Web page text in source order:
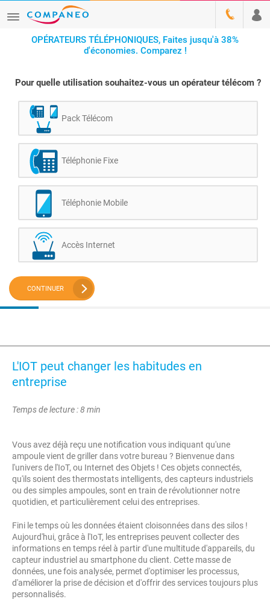
OPÉRATEURS TÉLÉPHONIQUES, Faites jusqu'à 38%
d'économies. Comparez !
Pour quelle utilisation souhaitez-vous un opérateur télécom ?
Pack Télécom
Téléphonie Fixe
Téléphonie Mobile
Accès Internet
CONTINUER
L'IOT peut changer les habitudes en
entreprise
Temps de lecture : 8 min
Vous avez déjà reçu une notification vous indiquant qu'une
ampoule vient de griller dans votre bureau ? Bienvenue dans
l'univers de l'IoT, ou Internet des Objets ! Ces objets connectés,
qu'ils soient des thermostats intelligents, des capteurs industriels
ou des simples ampoules, sont en train de révolutionner notre
quotidien, et particulièrement celui des entreprises.
Fini le temps où les données étaient cloisonnées dans des silos !
Aujourd'hui, grâce à l'IoT, les entreprises peuvent collecter des
informations en temps réel à partir d'une multitude d'appareils, du
capteur industriel au smartphone du client. Cette masse de
données, une fois analysée, permet d'optimiser les processus,
d'améliorer la prise de décision et d'offrir des services toujours plus
personnalisés.